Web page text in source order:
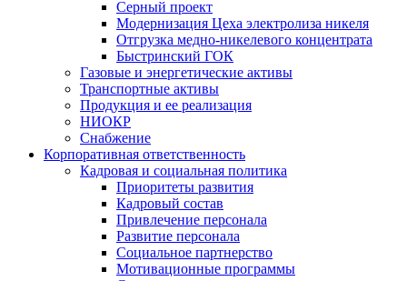
Серный проект
Модернизация Цеха электролиза никеля
Отгрузка медно-никелевого концентрата
Быстринский ГОК
Газовые и энергетические активы
Транспортные активы
Продукция и ее реализация
НИОКР
Снабжение
Корпоративная ответственность
Кадровая и социальная политика
Приоритеты развития
Кадровый состав
Привлечение персонала
Развитие персонала
Социальное партнерство
Мотивационные программы